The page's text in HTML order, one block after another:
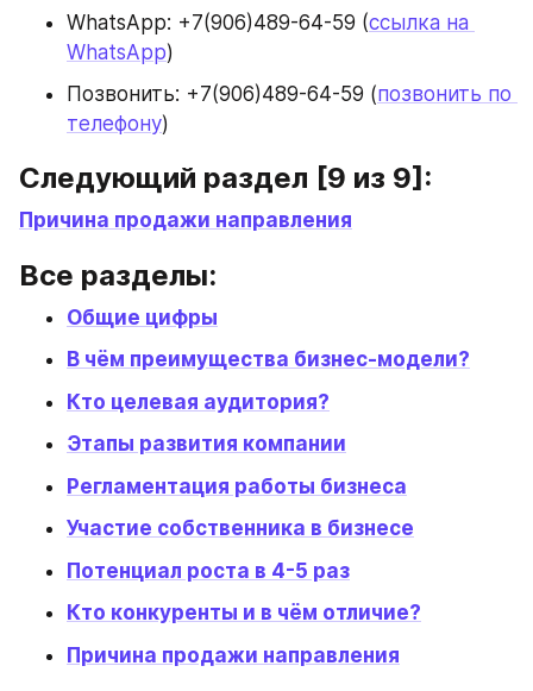
WhatsApp: +7(906)489-64-59 (ссылка
WhatsApp)
Позвонить: +7(906)489-64-59 (позвонить
телефону)
Следующий раздел [9 из 9]:
Причина продажи направления
Все разделы:
Общие цифры
В чём преимущества бизнес-модели?
Кто целевая аудитория?
Этапы развития компании
Регламентация работы бизнеса
Участие собственника в бизнесе
Потенциал роста в 4-5 раз
Кто конкуренты и в чём отличие?
Причина продажи направления